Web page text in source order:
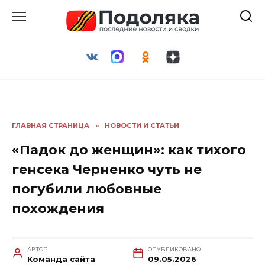
ГЛАВНАЯ СТРАНИЦА » НОВОСТИ И СТАТЬИ
«Падок до женщин»: как тихого
генсека Черненко чуть не
погубили любовные
похождения
АВТОР
Команда сайта
ОПУБЛИКОВАНО
09.05.2026